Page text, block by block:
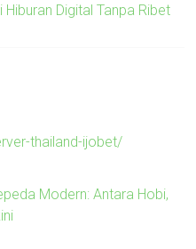
Digital Tanpa Ribet
thailand-ijobet/
Modern: Antara Hobi,